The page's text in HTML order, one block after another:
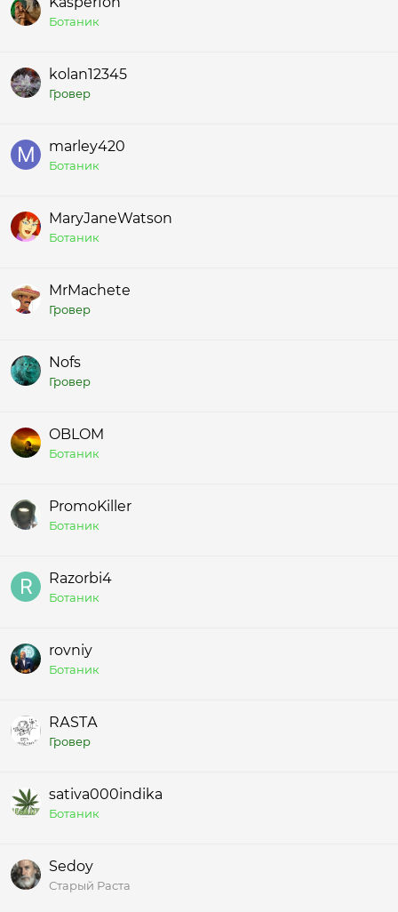
Ботаник
kolan12345
Гровер
marley420
Ботаник
MaryJaneWatson
Ботаник
MrMachete
Гровер
Nofs
Гровер
OBLOM
Ботаник
PromoKiller
Ботаник
Razorbi4
Ботаник
rovniy
Ботаник
RАSTА
Гровер
sativa000indika
Ботаник
Sedoy
Старый Раста